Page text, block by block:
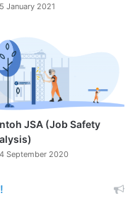
January 2021
JSA (Job Safety
September 2020